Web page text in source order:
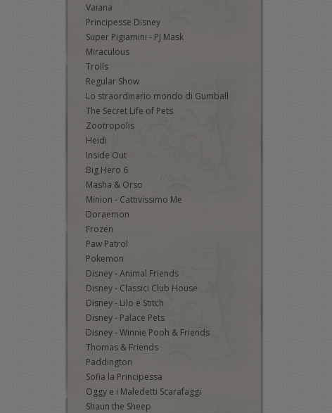
Vaiana
Principesse Disney
Super Pigiamini - PJ Mask
Miraculous
Trolls
Regular Show
Lo straordinario mondo di Gumball
The Secret Life of Pets
Zootropolis
Heidi
Inside Out
Big Hero 6
Masha & Orso
Minion - Cattivissimo Me
Doraemon
Frozen
Paw Patrol
Pokemon
Disney - Animal Friends
Disney - Classici Club House
Disney - Lilo e Stitch
Disney - Palace Pets
Disney - Winnie Pooh & Friends
Thomas & Friends
Paddington
Sofia la Principessa
Oggy e i Maledetti Scarafaggi
Shaun the Sheep